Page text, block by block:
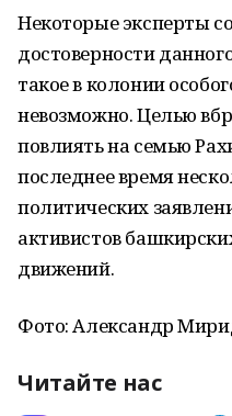
Некоторые эксперты
достоверности
такое в колонии
невозможно. Целью
повлиять на семью
последнее время
политических
активистов
движений.
Фото: Александр
Читайте нас